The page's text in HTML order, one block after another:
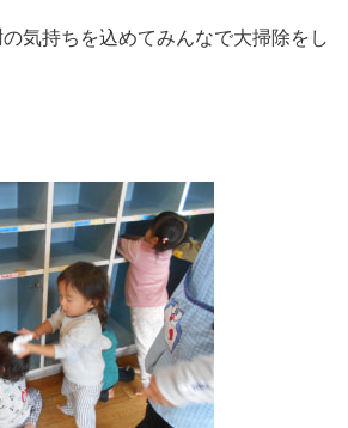
気持ちを込めてみんなで大掃除をし